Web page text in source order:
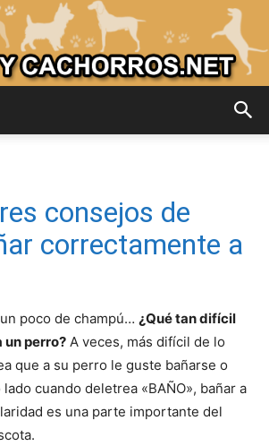
Perros
Razas
consejos de
correctamente a
poco de champú… ¿Qué tan difícil
un perro? A veces, más difícil de lo
que a su perro le guste bañarse o
cuando deletrea «BAÑO», bañar a
es una parte importante del